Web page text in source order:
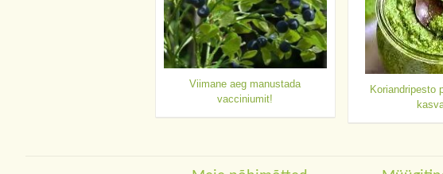
Viimane aeg manustada
vacciniumit!
Koriandripesto